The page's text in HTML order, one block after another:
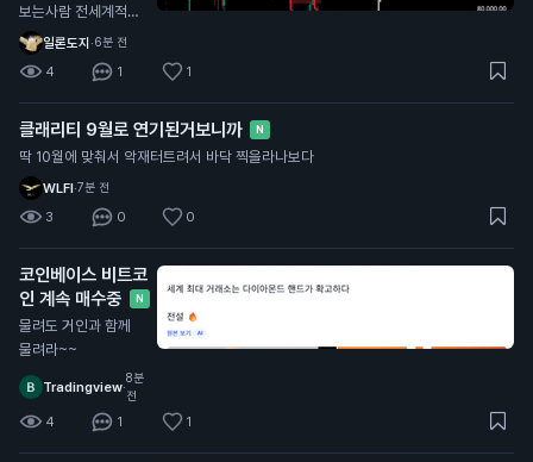
보는사람 전세계적으
로 너무 많던데
일론도지·6분 전
4 1 1
클래리티 9월로 연기된거보니까 N
딱 10월에 맞춰서 악재터트려서 바닥 찍을라나보다
WLFI·7분 전
3 0 0
코인베이스 비트코
인 계속 매수중
N
물려도 거인과 함께
물려라~~
Tradingview·
8분
전
4 1 1